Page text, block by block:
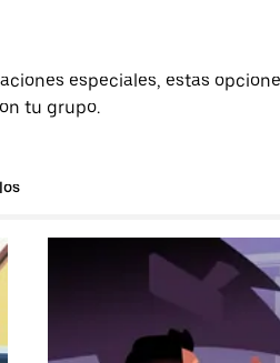
especiales, estas
tu grupo.